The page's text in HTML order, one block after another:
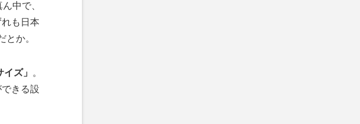
中で、
も日本
か。
ズ」
。
きる設